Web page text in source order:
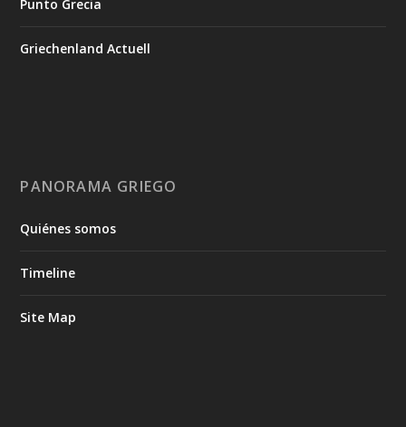
Punto Grecia
Griechenland Actuell
PANORAMA GRIEGO
Quiénes somos
Timeline
Site Map